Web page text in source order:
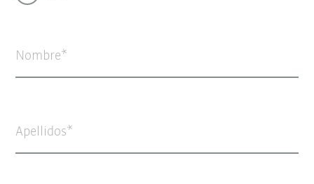
Nombre
Apellidos